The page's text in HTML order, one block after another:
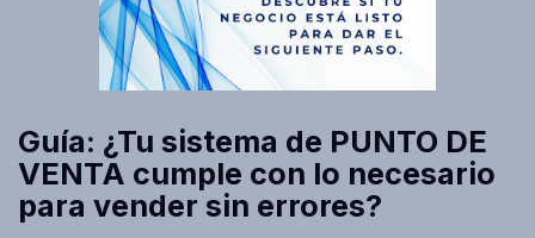
Guía: ¿Tu sistema de PUNTO DE
VENTA cumple con lo necesario
para vender sin errores?